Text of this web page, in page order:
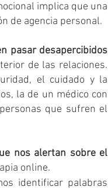
implica que una
de agencia personal.
pasar desapercibidos
de las relaciones.
el cuidado y la
la de un médico con
que sufren el
nos alertan sobre el
online.
identificar palabras